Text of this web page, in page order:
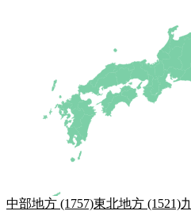
中部地方 (1757)東北地方 (1521)